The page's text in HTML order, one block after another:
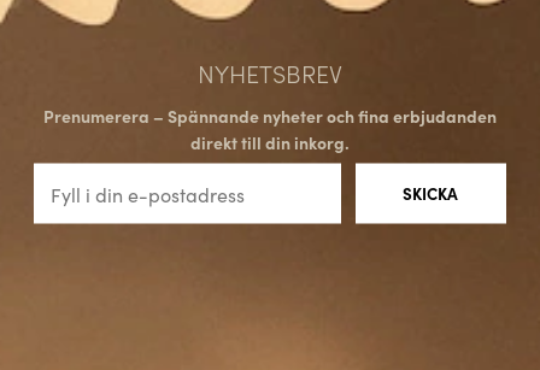
NYHETSBREV
Prenumerera – Spännande nyheter och fina erbjudanden
direkt till din inkorg.